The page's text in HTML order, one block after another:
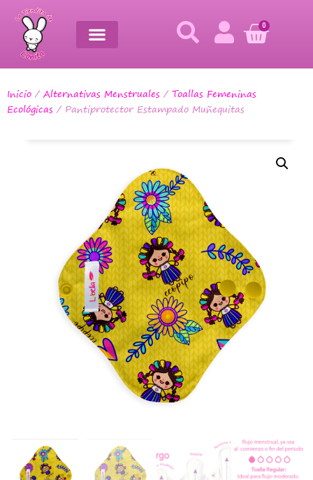
0
Inicio / Alternativas Menstruales / Toallas Femeninas
Ecológicas / Pantiprotector Estampado Muñequitas